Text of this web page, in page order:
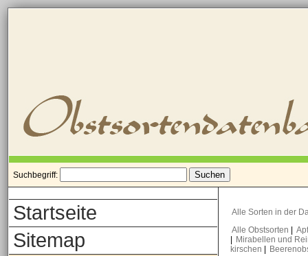
Suchbegriff:
Startseite
Sitemap
Alle Sorten in der
Alle Obstsorten
Mirabellen und
kirschen